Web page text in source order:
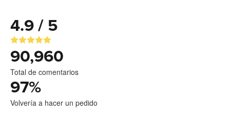
4.9 / 5
90,960
Total de comentarios
97%
Volvería a hacer un pedido